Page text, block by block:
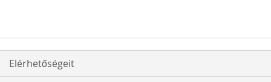
Elérhetőségeit